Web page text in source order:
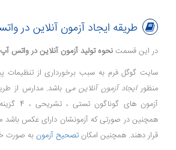
طریقه ایجاد آزمون آنلاین در
در این قسمت نحوه تولید آزمون آنلاین در واتس آپ
سایت گوگل فرم به سبب برخورداری از تنظیمات
منظورایجاد آزمون آنلاین می باشد. مدارس از
آزمون
همچنین در صورتی که آزمونشان دارای عکس باشد
قرار دهند. همچنین امکان تصحیح آزمون به صورت